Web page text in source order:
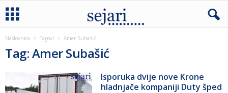
Naslovnica Tagovi Amer Subašić
Tag: Amer Subašić
Isporuka dvije nove Krone
hladnjače kompaniji Duty šped